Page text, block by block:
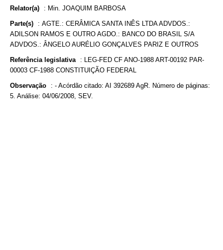
Relator(a) : Min. JOAQUIM BARBOSA
Parte(s) : AGTE.: CERÂMICA SANTA INÊS LTDA ADVDOS.:
ADILSON RAMOS E OUTRO AGDO.: BANCO DO BRASIL S/A
ADVDOS.: ÂNGELO AURÉLIO GONÇALVES PARIZ E OUTROS
Referência legislativa : LEG-FED CF ANO-1988 ART-00192 PAR-
00003 CF-1988 CONSTITUIÇÃO FEDERAL
Observação : - Acórdão citado: AI 392689 AgR. Número de páginas:
5. Análise: 04/06/2008, SEV.